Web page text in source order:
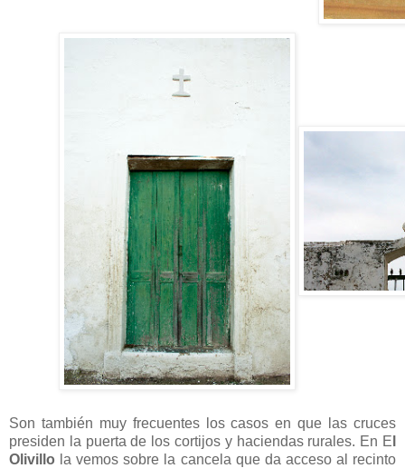
Son también muy frecuentes los casos en que las cruces
presiden la puerta de los cortijos y haciendas rurales. En E
Olivillo la vemos sobre la cancela que da acceso al recinto